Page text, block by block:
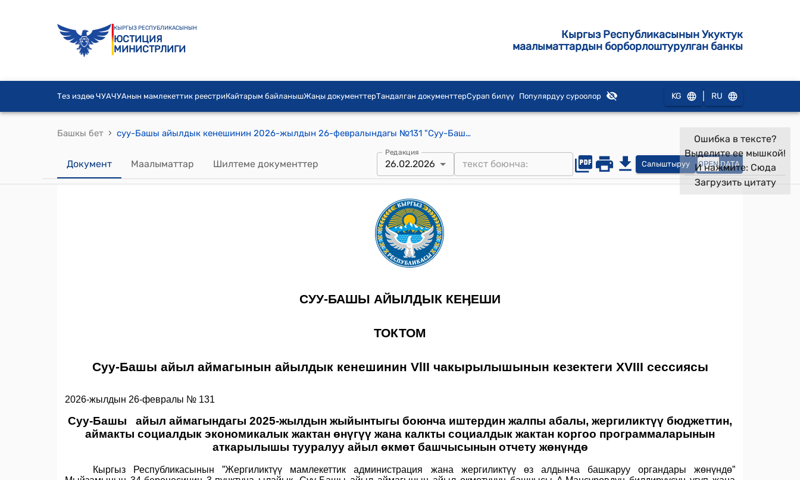
КЫРГЫЗ РЕСПУБЛИКАСЫНЫН
ЮСТИЦИЯ
МИНИСТРЛИГИ
Кыргыз Республикасынын Укуктук
маалыматтардын борборлоштурулган банкы
Тез издөө ЧУАЧУАнын мамлекеттик реестриКайтарым байланышЖаңы документтерТандалган документтерСурап билүү Популярдуу суроолор KG RU
Башкы бет › суу-Башы айылдык кенешинин 2026-жылдын 26-февралындагы №131 "Суу-Башы айыл аймагындагы 2025-жылдын жыйынтыгы боюнча иштердин жалпы абалы, жергиликтүү бюджеттин, аймакты социалдык экономикалык жактан өнүгүү жана калкты социалдык жактан коргоо программаларынын аткарылышы тууралуу айыл өкмөт башчысынын отчету жөнүндө" токтому
Документ Маалыматтар Шилтеме документтер
Редакция
26.02.2026 Салыштыруу OPEN DATA
Ошибка в тексте?
Выделите ее мышкой!
И нажмите: Сюда
Загрузить цитату